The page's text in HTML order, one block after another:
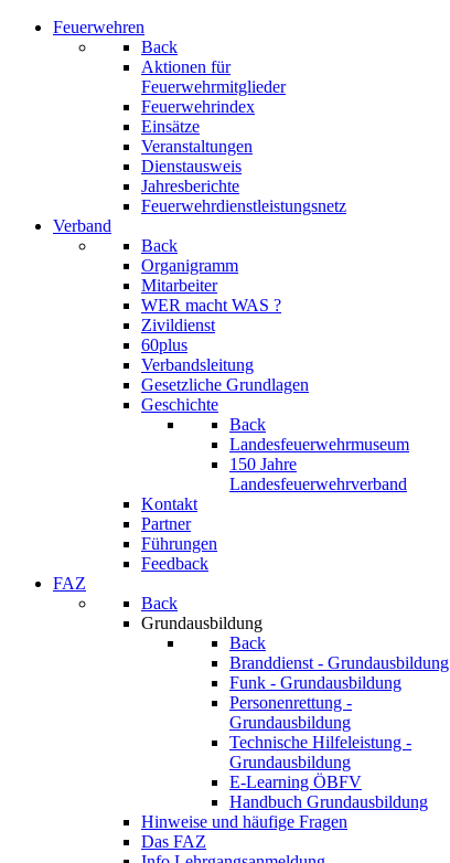
Feuerwehren
Back
Aktionen für
Feuerwehrmitglieder
Feuerwehrindex
Einsätze
Veranstaltungen
Dienstausweis
Jahresberichte
Feuerwehrdienstleistungsnetz
Verband
Back
Organigramm
Mitarbeiter
WER macht WAS ?
Zivildienst
60plus
Verbandsleitung
Gesetzliche Grundlagen
Geschichte
Back
Landesfeuerwehrmuseum
150 Jahre
Landesfeuerwehrverband
Kontakt
Partner
Führungen
Feedback
FAZ
Back
Grundausbildung
Back
Branddienst - Grundausbildung
Funk - Grundausbildung
Personenrettung -
Grundausbildung
Technische Hilfeleistung -
Grundausbildung
E-Learning ÖBFV
Handbuch Grundausbildung
Hinweise und häufige Fragen
Das FAZ